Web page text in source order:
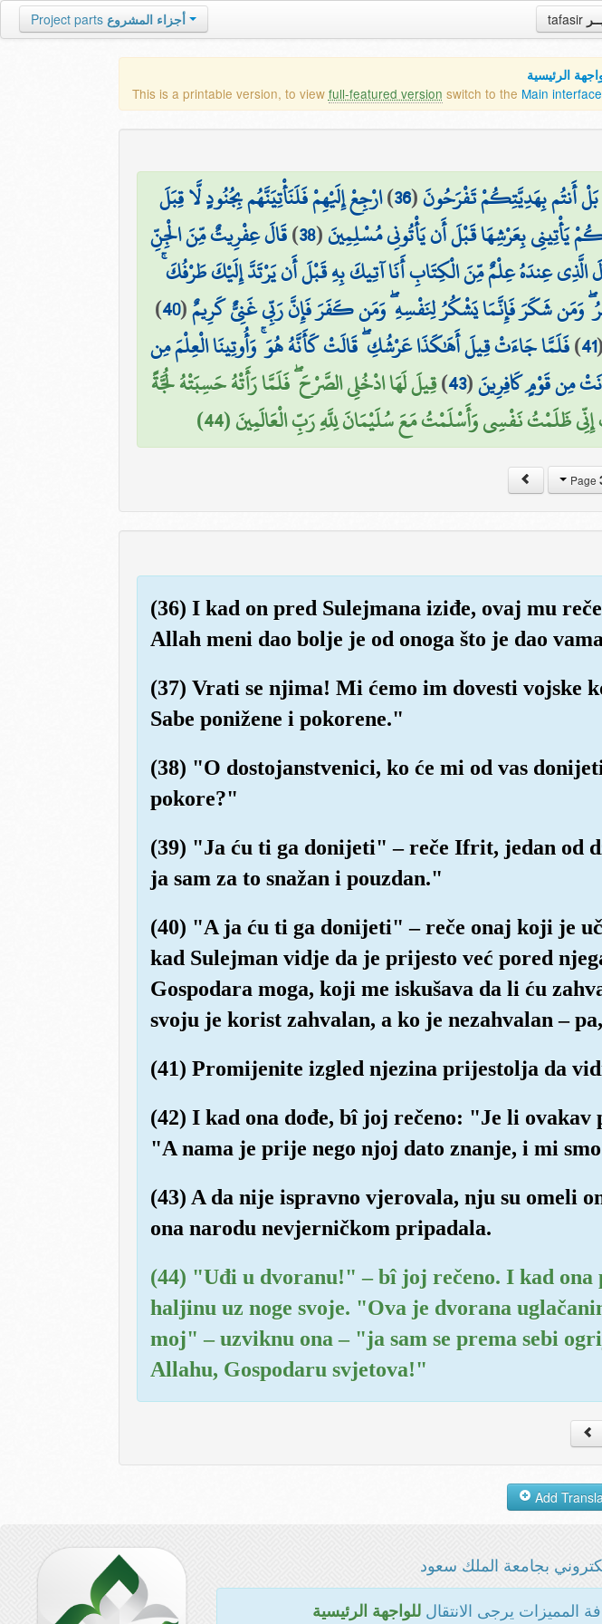
tafasir
Project parts أجزاء المشروع
الرئيسية
This is a printable version, to view full-featured version switch to the Main interface
بَلْ أَنتُم بِهَدِيَّتِكُمْ تَفْرَحُونَ(
36
)ارْجِعْ إِلَيْهِمْ فَلَنَأْتِيَنَّهُم بِجُنُودٍ لَّا قِبَلَ
يَأْتِينِي بِعَرْشِهَا قَبْلَ أَن يَأْتُونِي مُسْلِمِينَ(
38
)قَالَ عِفْرِيتٌ مِّنَ الْجِنِّ
الَّذِي عِندَهُ عِلْمٌ مِّنَ الْكِتَابِ أَنَا آتِيكَ بِهِ قَبْلَ أَن يَرْتَدَّ إِلَيْكَ طَرْفُكَ
وَمَن شَكَرَ فَإِنَّمَا يَشْكُرُ لِنَفْسِهِ ۖ وَمَن كَفَرَ فَإِنَّ رَبِّي غَنِيٌّ كَرِيمٌ(
40
)
(
41
)فَلَمَّا جَاءَتْ قِيلَ أَهَٰكَذَا عَرْشُكِ ۖ قَالَتْ كَأَنَّهُ هُوَ ۚ وَأُوتِينَا الْعِلْمَ مِن
مِن قَوْمٍ كَافِرِينَ(
43
)قِيلَ لَهَا ادْخُلِي الصَّرْحَ ۖ فَلَمَّا رَأَتْهُ حَسِبَتْهُ لُجَّةً
ظَلَمْتُ نَفْسِي وَأَسْلَمْتُ مَعَ سُلَيْمَانَ لِلَّهِ رَبِّ الْعَالَمِينَ (44)
(36) I kad on pred Sulejmana iziđe, ovaj mu
Allah meni dao bolje je od onoga što je dao
(37) Vrati se njima! Mi ćemo im dovesti vojske
Sabe ponižene i pokorene."
(38) "O dostojanstvenici, ko će mi od vas
pokore?"
(39) "Ja ću ti ga donijeti" – reče Ifrit, jedan od
ja sam za to snažan i pouzdan."
(40) "A ja ću ti ga donijeti" – reče onaj koji je
kad Sulejman vidje da je prijesto već pored
Gospodara moga, koji me iskušava da li ću
svoju je korist zahvalan, a ko je nezahvalan –
(41) Promijenite izgled njezina prijestolja da
(42) I kad ona dođe, bî joj rečeno: "Je li
"A nama je prije nego njoj dato znanje, i mi
(43) A da nije ispravno vjerovala, nju su omeli
ona narodu nevjerničkom pripadala.
(44) "Uđi u dvoranu!" – bî joj rečeno. I kad ona
haljinu uz noge svoje. "Ova je dvorana
moj" – uzviknu ona – "ja sam se prema sebi
Allahu, Gospodaru svjetova!"
بجامعة الملك سعود
المميزات يرجى الانتقالللواجهة الرئيسية